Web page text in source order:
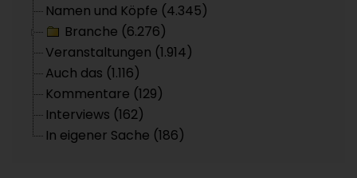
Namen und Köpfe (4.345)
Branche (6.276)
Veranstaltungen (1.914)
Auch das (1.116)
Kommentare (129)
Interviews (162)
In eigener Sache (186)